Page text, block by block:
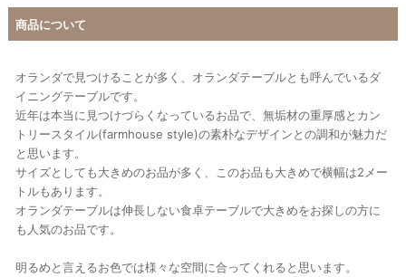
商品について
オランダで見つけることが多く、オランダテーブルとも呼んでいるダ
イニングテーブルです。
近年は本当に見つけづらくなっているお品で、無垢材の重厚感とカン
トリースタイル(farmhouse style)の素朴なデザインとの調和が魅力だ
と思います。
サイズとしても大きめのお品が多く、このお品も大きめで横幅は2メー
トルもあります。
オランダテーブルは伸長しない食卓テーブルで大きめをお探しの方に
も人気のお品です。
明るめと言えるお色では様々な空間に合ってくれると思います。